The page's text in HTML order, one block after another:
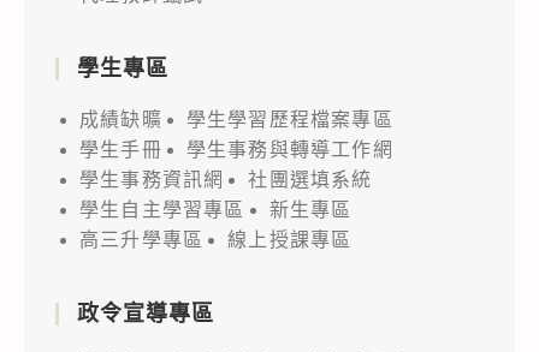
學生專區
成績缺曠
學生學習歷程檔案專區
學生手冊
學生事務與轉導工作網
學生事務資訊網
社團選填系統
學生自主學習專區
新生專區
高三升學專區
線上授課專區
政令宣導專區